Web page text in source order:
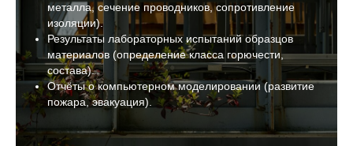
металла, сечение проводников, сопротивление
изоляции).
Результаты лабораторных испытаний образцов
материалов (определение класса горючести,
состава).
Отчёты о компьютерном моделировании (развитие
пожара, эвакуация).